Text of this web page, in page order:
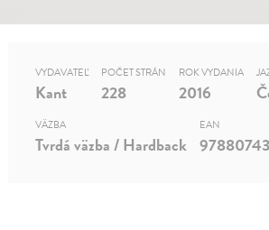
VYDAVATEĽ
Kant
POČET STRÁN
228
ROK VYDANIA
2016
VÄZBA
Tvrdá väzba / Hardback
EAN